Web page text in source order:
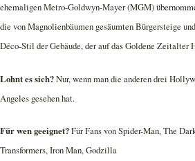
ehemaligen Metro-Goldwyn-Mayer (MGM)
die von Magnolienbäumen gesäumten Bürgersteige
Déco-Stil der Gebäude, der auf das Goldene Zeitalter
Lohnt es sich?Nur, wenn man die anderen drei
Angeles gesehen hat.
Für wen geeignet?Für Fans von Spider-Man, The
Transformers, Iron Man, Godzilla